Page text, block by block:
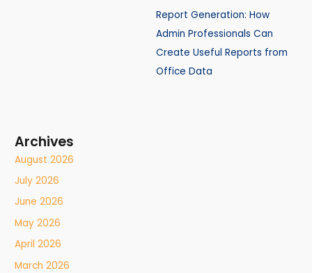
Report Generation: How
Admin Professionals Can
Create Useful Reports from
Office Data
Archives
August 2026
July 2026
June 2026
May 2026
April 2026
March 2026